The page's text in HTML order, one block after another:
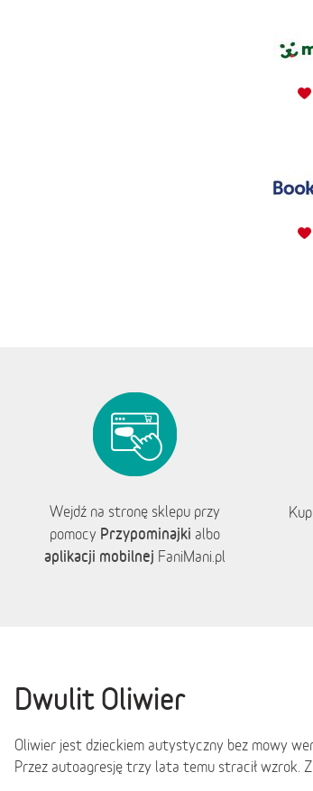
Wejdź na stronę sklepu przy
pomocy Przypominajki albo
aplikacji mobilnej FaniMani.pl
Dwulit Oliwier
Oliwier jest dzieckiem autystyczny bez mowy
Przez autoagresję trzy lata temu stracił wzrok.